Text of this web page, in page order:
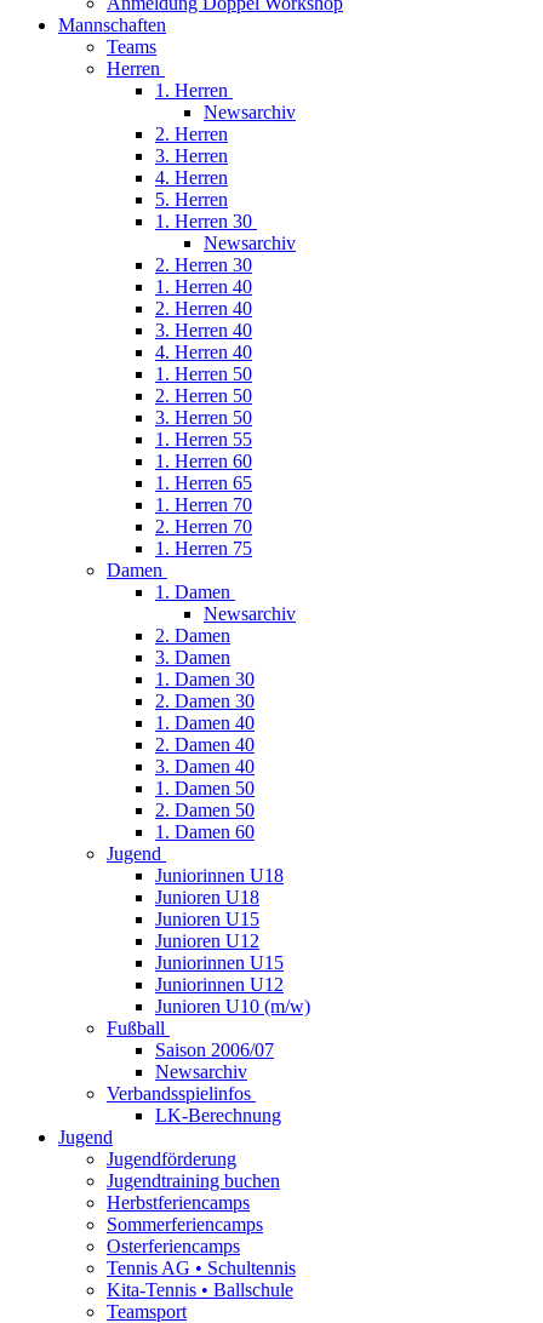
Mannschaften
Teams
Herren
1. Herren
Newsarchiv
2. Herren
3. Herren
4. Herren
5. Herren
1. Herren 30
Newsarchiv
2. Herren 30
1. Herren 40
2. Herren 40
3. Herren 40
4. Herren 40
1. Herren 50
2. Herren 50
3. Herren 50
1. Herren 55
1. Herren 60
1. Herren 65
1. Herren 70
2. Herren 70
1. Herren 75
Damen
1. Damen
Newsarchiv
2. Damen
3. Damen
1. Damen 30
2. Damen 30
1. Damen 40
2. Damen 40
3. Damen 40
1. Damen 50
2. Damen 50
1. Damen 60
Jugend
Juniorinnen U18
Junioren U18
Junioren U15
Junioren U12
Juniorinnen U15
Juniorinnen U12
Junioren U10 (m/w)
Fußball
Saison 2006/07
Newsarchiv
Verbandsspielinfos
LK-Berechnung
Jugend
Jugendförderung
Jugendtraining buchen
Herbstferiencamps
Sommerferiencamps
Osterferiencamps
Tennis AG • Schultennis
Kita-Tennis • Ballschule
Teamsport